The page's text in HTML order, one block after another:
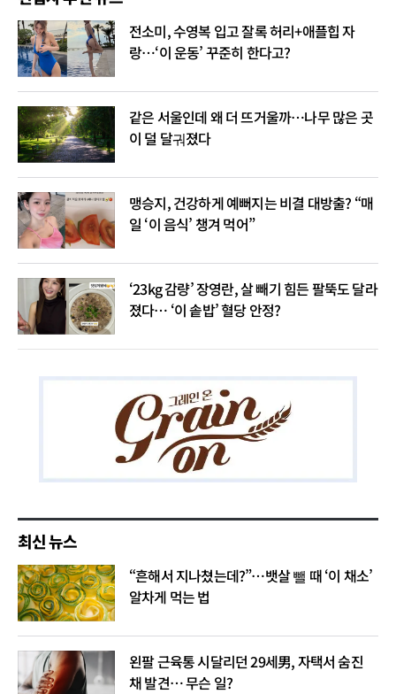
전소미, 수영복 입고 잘록 허리+애플힙 자
랑…‘이 운동’ 꾸준히 한다고?
같은 서울인데 왜 더 뜨거울까…나무 많은 곳
이 덜 달궈졌다
맹승지, 건강하게 예뻐지는 비결 대방출? “매
일 ‘이 음식’ 챙겨 먹어”
‘23kg 감량’ 장영란, 살 빼기 힘든 팔뚝도 달라
졌다… ‘이 솥밥’ 혈당 안정?
최신 뉴스
“흔해서 지나쳤는데?”…뱃살 뺄 때 ‘이 채소’
알차게 먹는 법
왼팔 근육통 시달리던 29세男, 자택서 숨진
채 발견… 무슨 일?